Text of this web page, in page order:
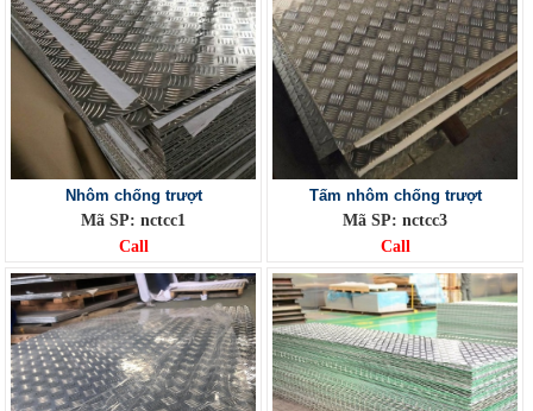
Nhôm chống trượt
Mã SP: nctcc1
Call
Tấm nhôm chống trượt
Mã SP: nctcc3
Call